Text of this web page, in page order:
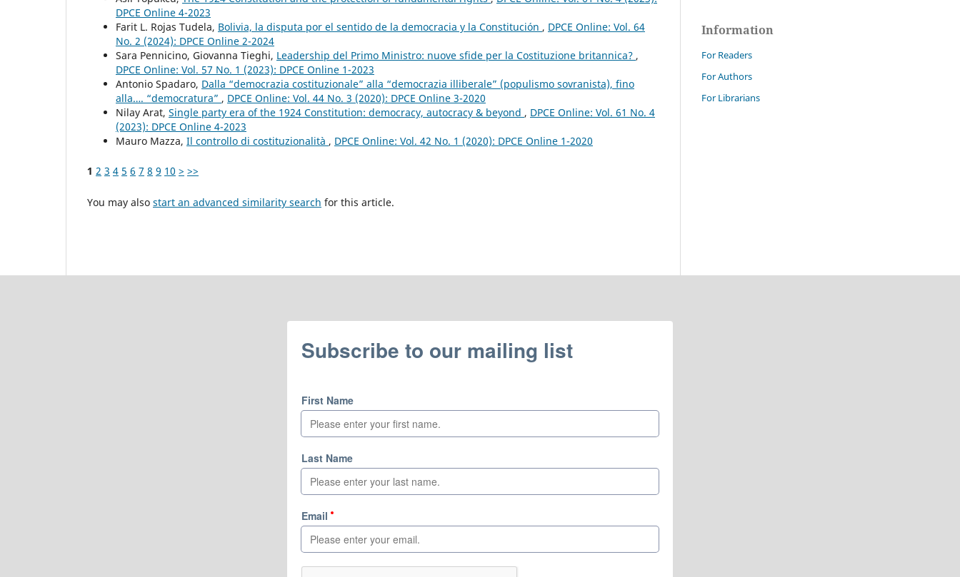
DPCE Online 4-2023
Farit L. Rojas Tudela, Bolivia, la disputa por el sentido de la democracia y la Constitución , DPCE Online: Vol. 64
No. 2 (2024): DPCE Online 2-2024
Sara Pennicino, Giovanna Tieghi, Leadership del Primo Ministro: nuove sfide per la Costituzione britannica? ,
DPCE Online: Vol. 57 No. 1 (2023): DPCE Online 1-2023
Antonio Spadaro, Dalla “democrazia costituzionale” alla “democrazia illiberale” (populismo sovranista), fino
alla…. “democratura” , DPCE Online: Vol. 44 No. 3 (2020): DPCE Online 3-2020
Nilay Arat, Single party era of the 1924 Constitution: democracy, autocracy & beyond , DPCE Online: Vol. 61 No. 4
(2023): DPCE Online 4-2023
Mauro Mazza, Il controllo di costituzionalità , DPCE Online: Vol. 42 No. 1 (2020): DPCE Online 1-2020
1 2 3 4 5 6 7 8 9 10 > >>
You may also start an advanced similarity search for this article.
Information
For Readers
For Authors
For Librarians